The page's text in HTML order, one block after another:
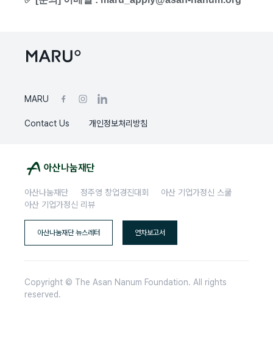
MARU
Contact Us 개인정보처리방침
아산나눔재단 정주영 창업경진대회
아산 기업가정신 스쿨
아산 기업가정신 리뷰
아산나눔재단 뉴스레터 연차보고서
Copyright © The Asan Nanum Foundation. All rights
reserved.